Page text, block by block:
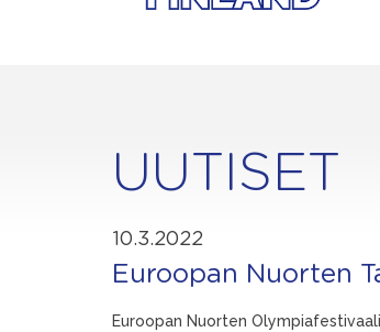
UUTISET
10.3.2022
Euroopan Nuorten
Euroopan Nuorten